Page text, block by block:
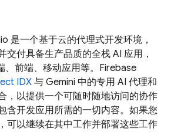
是一个基于云的代理式开发环境，
交付具备生产品质的全栈 AI 应用，
、前端、移动应用等。 Firebase
IDX 与 Gemini 中的专用 AI 代理和
，以提供一个可随时随地访问的协作
含开发应用所需的一切内容。如果您
可以继续在其中工作并部署这些工作